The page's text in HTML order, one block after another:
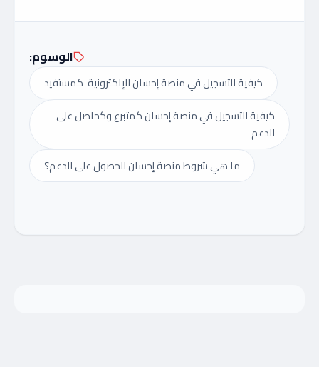
الوسوم:
كيفية التسجيل في منصة إحسان الإلكترونية كمستفيد
كيفية التسجيل في منصة إحسان كمتبرع وكحاصل على
الدعم
ما هي شروط منصة إحسان للحصول على الدعم؟